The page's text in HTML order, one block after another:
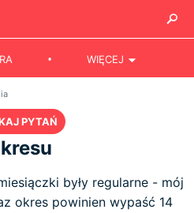
WIĘCEJ
PYTAŃ
były regularne - mój
okres powinien wypaść 14